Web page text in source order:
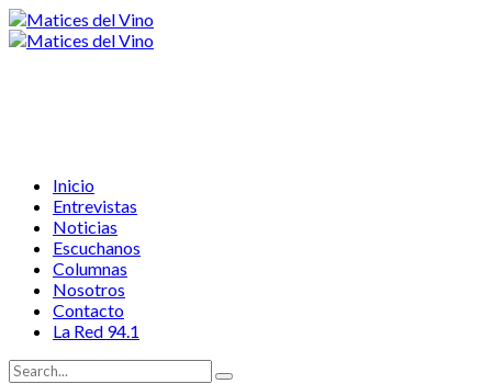
Inicio
Entrevistas
Noticias
Escuchanos
Columnas
Nosotros
Contacto
La Red 94.1